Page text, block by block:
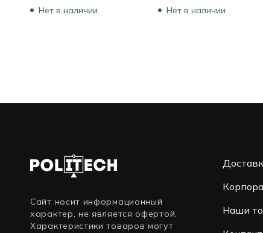
JBLFLIP6PINK
Нет в наличии
Basalt-Grey 60605D10
Нет в наличии
Сайт носит информационный
характер, не является офертой.
Характеристики товаров могут
Наши